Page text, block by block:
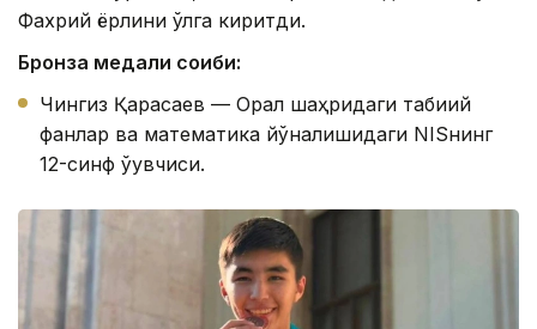
Фахрий ёрлиқни қўлга киритди.
Бронза медали соҳиби:
Чингиз Қарасаев — Орал шаҳридаги табиий
фанлар ва математика йўналишидаги NISнинг
12-синф ўқувчиси.